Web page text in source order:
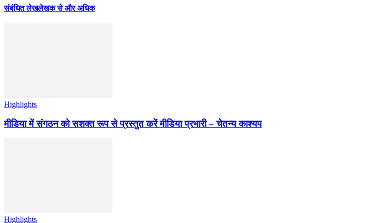
संबंधित लेखलेखक से और अधिक
Highlights
मीडिया में संगठन को सशक्त रूप से प्रस्तुत करें मीडिया प्रभारी – चेतन्य काश्यप
Highlights